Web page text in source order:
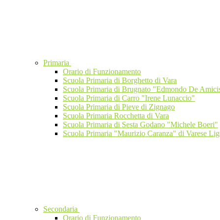
Primaria
Orario di Funzionamento
Scuola Primaria di Borghetto di Vara
Scuola Primaria di Brugnato "Edmondo De
Scuola Primaria di Carro "Irene Lunaccio"
Scuola Primaria di Pieve di Zignago
Scuola Primaria Rocchetta di Vara
Scuola Primaria di Sesta Godano "Michele Boeri"
Scuola Primaria "Maurizio Caranza" di Varese
Secondaria
Orario di Funzionamento